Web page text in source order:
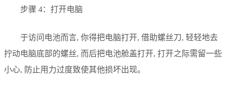
步骤 4：打开电脑
于访问电池而言, 你得把电脑打开, 借助螺丝刀, 轻轻地去
拧动电脑底部的螺丝, 而后把电池舱盖打开, 打开之际需留一些
小心, 防止用力过度致使其他损坏出现。